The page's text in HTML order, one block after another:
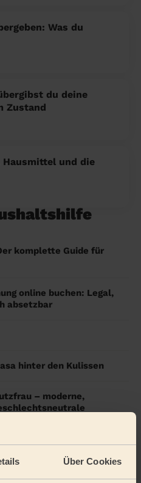
Über Cookies
Was du
du deine
Zustand
Hausmittel und die
komplette Guide für
online buchen: Legal,
absetzbar
hinter den Kulissen
– moderne,